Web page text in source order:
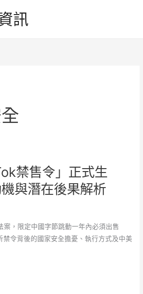
訊
禁售令」正式生
與潛在後果解析
案，限定中國字節跳動一年內必須出售
禁令背後的國家安全擔憂、執行方式及中美